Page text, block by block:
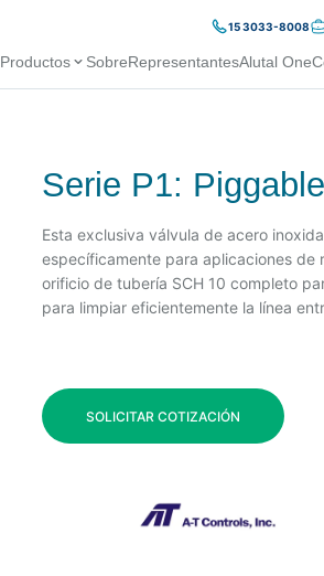
15 3033-8008
Productos SobreRepresentantesAlutal
Serie P1: Piggable
Esta exclusiva válvula de acero
específicamente para aplicaciones de
orificio de tubería SCH 10 completo
para limpiar eficientemente la línea
SOLICITAR COTIZACIÓN